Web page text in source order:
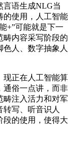
言语生成NLG当
的使用，人工智能
+”可能就是下一
畴内容采写阶段的
人、数字抽象人
正在人工智能算
通俗一点讲，而非
畴注入活力和对军
写、听音识人
段的使用，使得大